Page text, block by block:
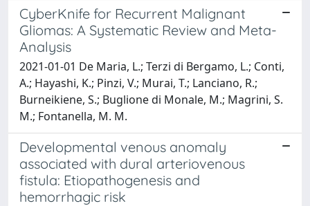
CyberKnife for Recurrent Malignant
Gliomas: A Systematic Review and Meta-
Analysis
2021-01-01 De Maria, L.; Terzi di Bergamo, L.; Conti,
A.; Hayashi, K.; Pinzi, V.; Murai, T.; Lanciano, R.;
Burneikiene, S.; Buglione di Monale, M.; Magrini, S.
M.; Fontanella, M. M.
Developmental venous anomaly
associated with dural arteriovenous
fistula: Etiopathogenesis and
hemorrhagic risk